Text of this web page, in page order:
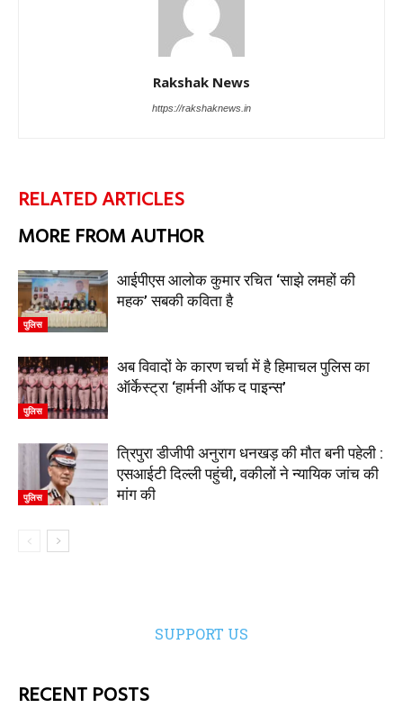
Rakshak News
https://rakshaknews.in
RELATED ARTICLES
MORE FROM AUTHOR
पुलिस
आईपीएस आलोक कुमार रचित ‘साझे लमहों की
महक’ सबकी कविता है
पुलिस
अब विवादों के कारण चर्चा में है हिमाचल पुलिस का
ऑर्केस्ट्रा ‘हार्मनी ऑफ द पाइन्स’
पुलिस
त्रिपुरा डीजीपी अनुराग धनखड़ की मौत बनी पहेली :
एसआईटी दिल्ली पहुंची, वकीलों ने न्यायिक जांच की
मांग की
SUPPORT US
RECENT POSTS